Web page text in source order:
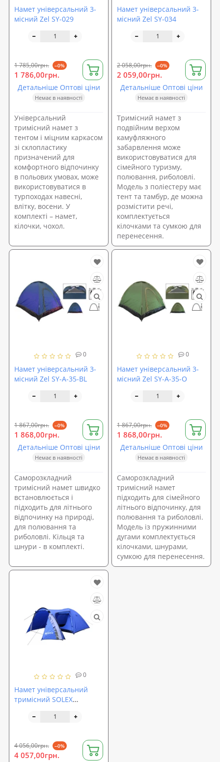
Намет універсальний 3-
місний Zel SY-029
1 785,00грн. --0%
1 786,00грн.
Детальніше Оптові ціни
Немає в наявності
Універсальний
тримісний намет з
тентом і міцним каркасом
зі склопластику
призначений для
комфортного відпочинку
в польових умовах, може
використовуватися в
турпоходах навесні,
влітку, восени. У
комплекті – намет,
кілочки, чохол.
Намет універсальний 3-
місний Zel SY-034
2 058,00грн. --0%
2 059,00грн.
Детальніше Оптові ціни
Немає в наявності
Тримісний намет з
подвійним верхом
камуфляжного
забарвлення може
використовуватися для
сімейного туризму,
полювання, риболовлі.
Модель з поліестеру має
тент та тамбур, де можна
розмістити речі,
комплектується
кілочками та сумкою для
перенесення.
0
Намет універсальний 3-
місний Zel SY-A-35-BL
1 867,00грн. --0%
1 868,00грн.
Детальніше Оптові ціни
Немає в наявності
Саморозкладний
тримісний намет швидко
встановлюється і
підходить для літнього
відпочинку на природі,
для полювання та
риболовлі. Кільця та
шнури - в комплекті.
0
Намет універсальний 3-
місний Zel SY-A-35-O
1 867,00грн. --0%
1 868,00грн.
Детальніше Оптові ціни
Немає в наявності
Саморозкладний
тримісний намет
підходить для сімейного
літнього відпочинку, для
полювання та риболовлі.
Модель із пружинними
дугами комплектується
кілочками, шнурами,
сумкою для перенесення.
0
Намет універсальний
тримісний SOLEX
4 056,00грн. --0%
4 057,00грн.